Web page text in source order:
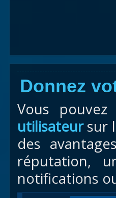
Donnez
Vous
utilisateursur
des
réputation,
notifications